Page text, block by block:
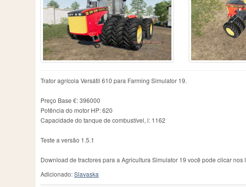
Case IH
606
Caterpillar
1
Challenger
111
Chamberlain
2
County
1
Deutz
7
Deutz-Fahr
398
Eicher
15
Fiatagri
3
Ford
53
Fortschritt
46
Guldner
13
Hanomag
5
Hatz
2
Hurlimann
21
IMT
Mercedes-
New Hollan
New
Oliver
Pasquali
PistenBully
Porsche-
Trator agrícola Versátil 610 para Farming Simulator 19.
Preço Base €: 396000
Potência do motor HP: 620
Capacidade do tanque de combustível, l: 1162
Teste a versão 1.5.1
Download de tractores para a Agricultura Simulator 19 você pode clicar nos
Adicionado:Slavaska